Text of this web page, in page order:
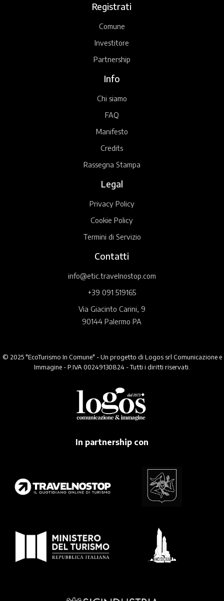
Registrati
Comune
Investitore
Partnership
Info
Chi siamo
FAQ
Manifesto
Credits
Rassegna Stampa
Legal
Privacy Policy
Cookie Policy
Termini di Servizio
Contatti
info@etic.travelnostop.com
+39 091 519165
Via Giacinto Carini, 9
90144 Palermo PA
© 2025 "EcoTurismo In Comune" - Un progetto di Logos srl Comunicazione e
Immagine - P.IVA 00249130824 - Tutti i diritti riservati.
In partnership con